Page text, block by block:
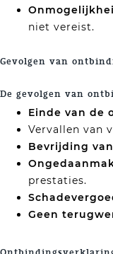
niet vereist.
Gevolgen van
De gevolgen van
Einde van de
Vervallen van
Bevrijding
prestaties.
Geen